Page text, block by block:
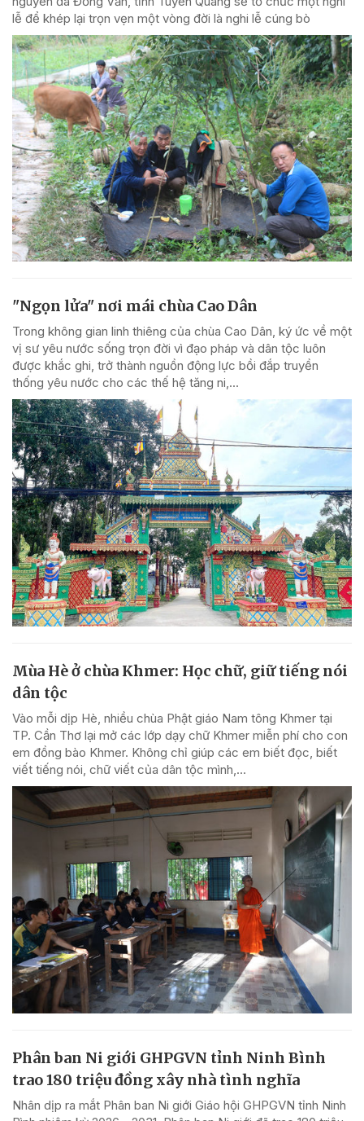
lễ để khép lại trọn vẹn một vòng đời là nghi lễ cúng bò
"Ngọn lửa" nơi mái chùa Cao Dân
Trong không gian linh thiêng của chùa Cao Dân, ký ức về một
vị sư yêu nước sống trọn đời vì đạo pháp và dân tộc luôn
được khắc ghi, trở thành nguồn động lực bồi đắp truyền
thống yêu nước cho các thế hệ tăng ni,...
Mùa Hè ở chùa Khmer: Học chữ, giữ tiếng nói
dân tộc
Vào mỗi dịp Hè, nhiều chùa Phật giáo Nam tông Khmer tại
TP. Cần Thơ lại mở các lớp dạy chữ Khmer miễn phí cho con
em đồng bào Khmer. Không chỉ giúp các em biết đọc, biết
viết tiếng nói, chữ viết của dân tộc mình,...
Phân ban Ni giới GHPGVN tỉnh Ninh Bình
trao 180 triệu đồng xây nhà tình nghĩa
Nhân dịp ra mắt Phân ban Ni giới Giáo hội GHPGVN tỉnh Ninh